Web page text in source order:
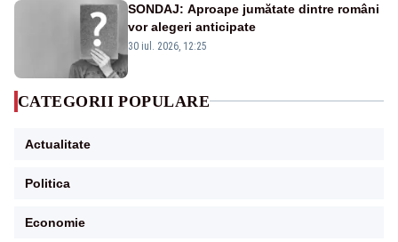
SONDAJ: Aproape jumătate dintre români
vor alegeri anticipate
30 iul. 2026, 12:25
CATEGORII POPULARE
Actualitate
Politica
Economie